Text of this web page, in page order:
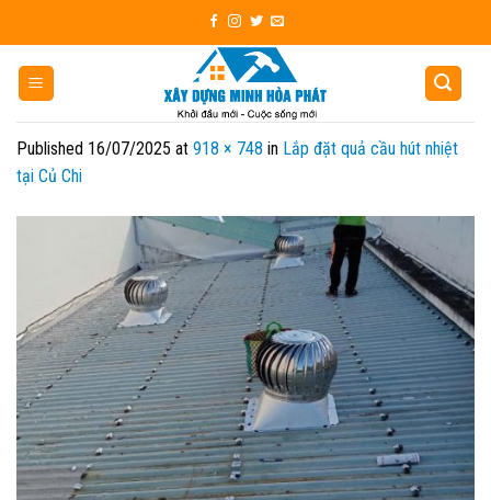
to
content
Published 16/07/2025 at 918 × 748 in Lắp đặt quả cầu hút nhiệt
tại Củ Chi